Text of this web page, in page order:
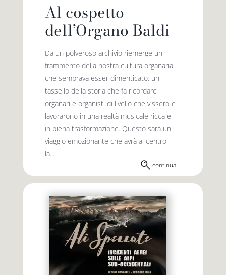
Al cospetto
dell’Organo Baldi
Da un polveroso archivio riemerge un
frammento della nostra cultura organaria
che sembrava esser dimenticato; un
tassello della storia che fa ricordare
organari e organisti di livello che vissero e
lavorarono in una realtà musicale ricca e
in piena trasformazione. Questo sarà un
viaggio emozionante che avrà al centro
la...
continua